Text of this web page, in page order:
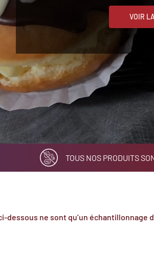
VOIR
TOUS NOS PRODUITS
dessous ne sont qu’un